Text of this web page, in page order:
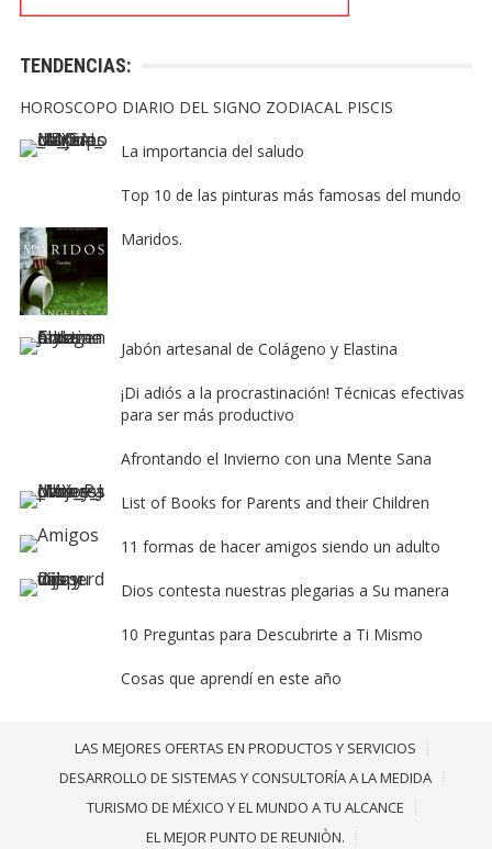
TENDENCIAS:
HOROSCOPO DIARIO DEL SIGNO ZODIACAL PISCIS
La importancia del saludo
Top 10 de las pinturas más famosas del mundo
Maridos.
Jabón artesanal de Colágeno y Elastina
¡Di adiós a la procrastinación! Técnicas efectivas
para ser más productivo
Afrontando el Invierno con una Mente Sana
List of Books for Parents and their Children
11 formas de hacer amigos siendo un adulto
Dios contesta nuestras plegarias a Su manera
10 Preguntas para Descubrirte a Ti Mismo
Cosas que aprendí en este año
LAS MEJORES OFERTAS EN PRODUCTOS Y SERVICIOS
DESARROLLO DE SISTEMAS Y CONSULTORÍA A LA MEDIDA
TURISMO DE MÉXICO Y EL MUNDO A TU ALCANCE
EL MEJOR PUNTO DE REUNIÒN.